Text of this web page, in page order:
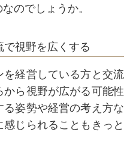
のでしょうか。
で視野を広くする
を経営している方と交流
から視野が広がる可能性
姿勢や経営の考え方な
じられることもきっと